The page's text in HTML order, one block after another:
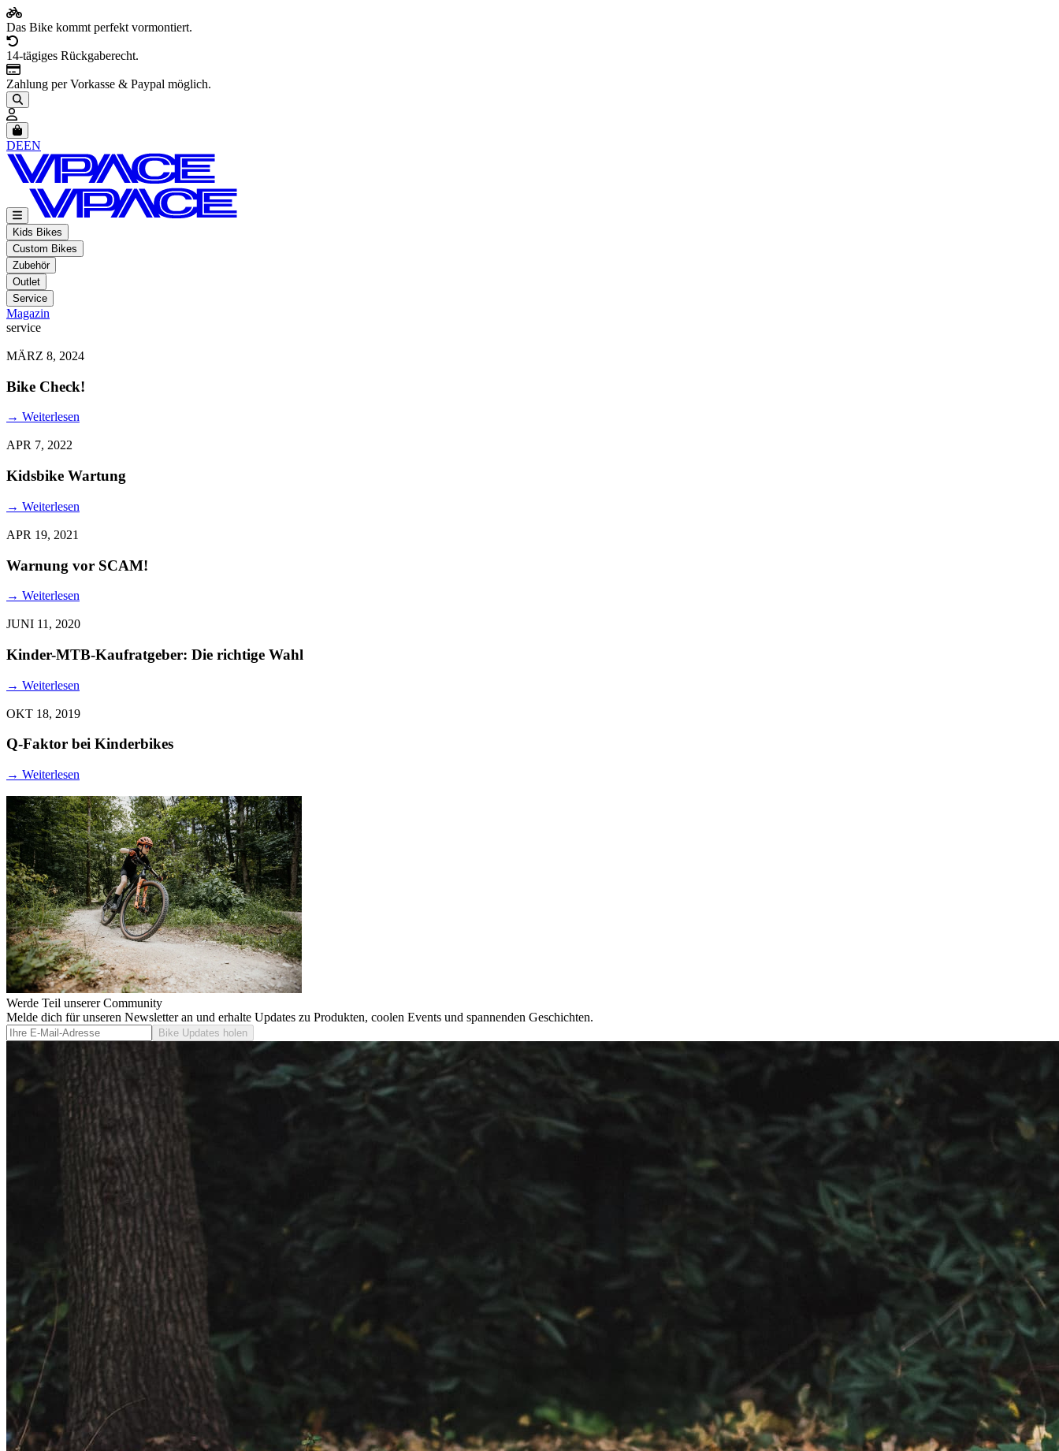
Das Bike kommt perfekt vormontiert.
14-tägiges Rückgaberecht.
Zahlung per Vorkasse & Paypal möglich.
Artikel im Warenkorb, Warenkorb anzeigen
DEEN
Kids Bikes
Custom Bikes
Zubehör
Outlet
Service
Magazin
service
MÄRZ 8, 2024
Bike Check!
→ Weiterlesen
APR 7, 2022
Kidsbike Wartung
→ Weiterlesen
APR 19, 2021
Warnung vor SCAM!
→ Weiterlesen
JUNI 11, 2020
Kinder-MTB-Kaufratgeber: Die richtige Wahl
→ Weiterlesen
OKT 18, 2019
Q-Faktor bei Kinderbikes
→ Weiterlesen
Werde Teil unserer Community
Melde dich für unseren Newsletter an und erhalte Updates zu Produkten, coolen Events und spannenden Geschichten.
Bike Updates holen